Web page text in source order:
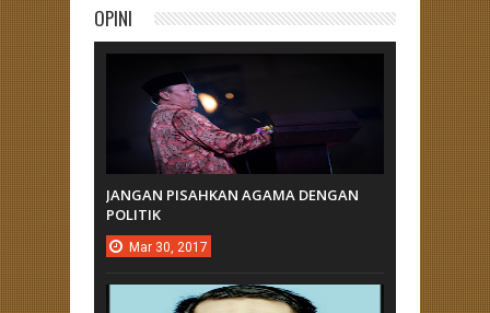
OPINI
JANGAN PISAHKAN AGAMA DENGAN
POLITIK
Mar 30, 2017